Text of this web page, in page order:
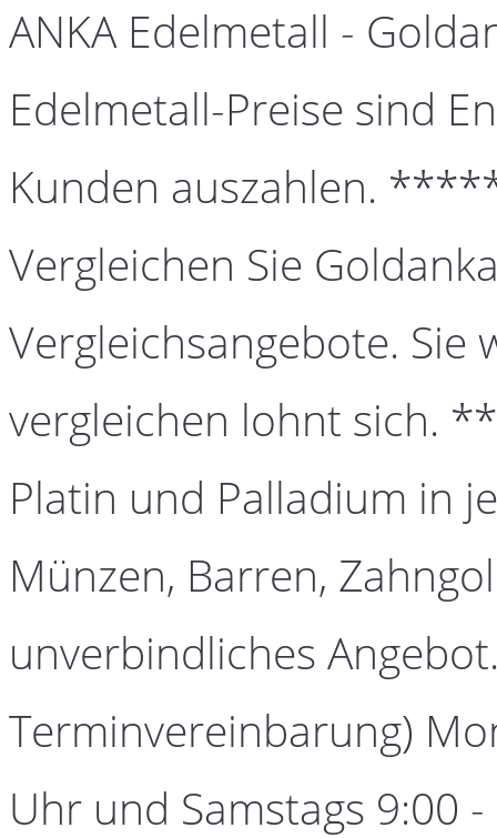
ANKA Edelmetall -
Edelmetall-Preise sind
Kunden auszahlen.
Vergleichen Sie
Vergleichsangebote. Sie
vergleichen lohnt sich.
Platin und Palladium in
Münzen, Barren,
unverbindliches
Terminvereinbarung)
Uhr und Samstags 9:00